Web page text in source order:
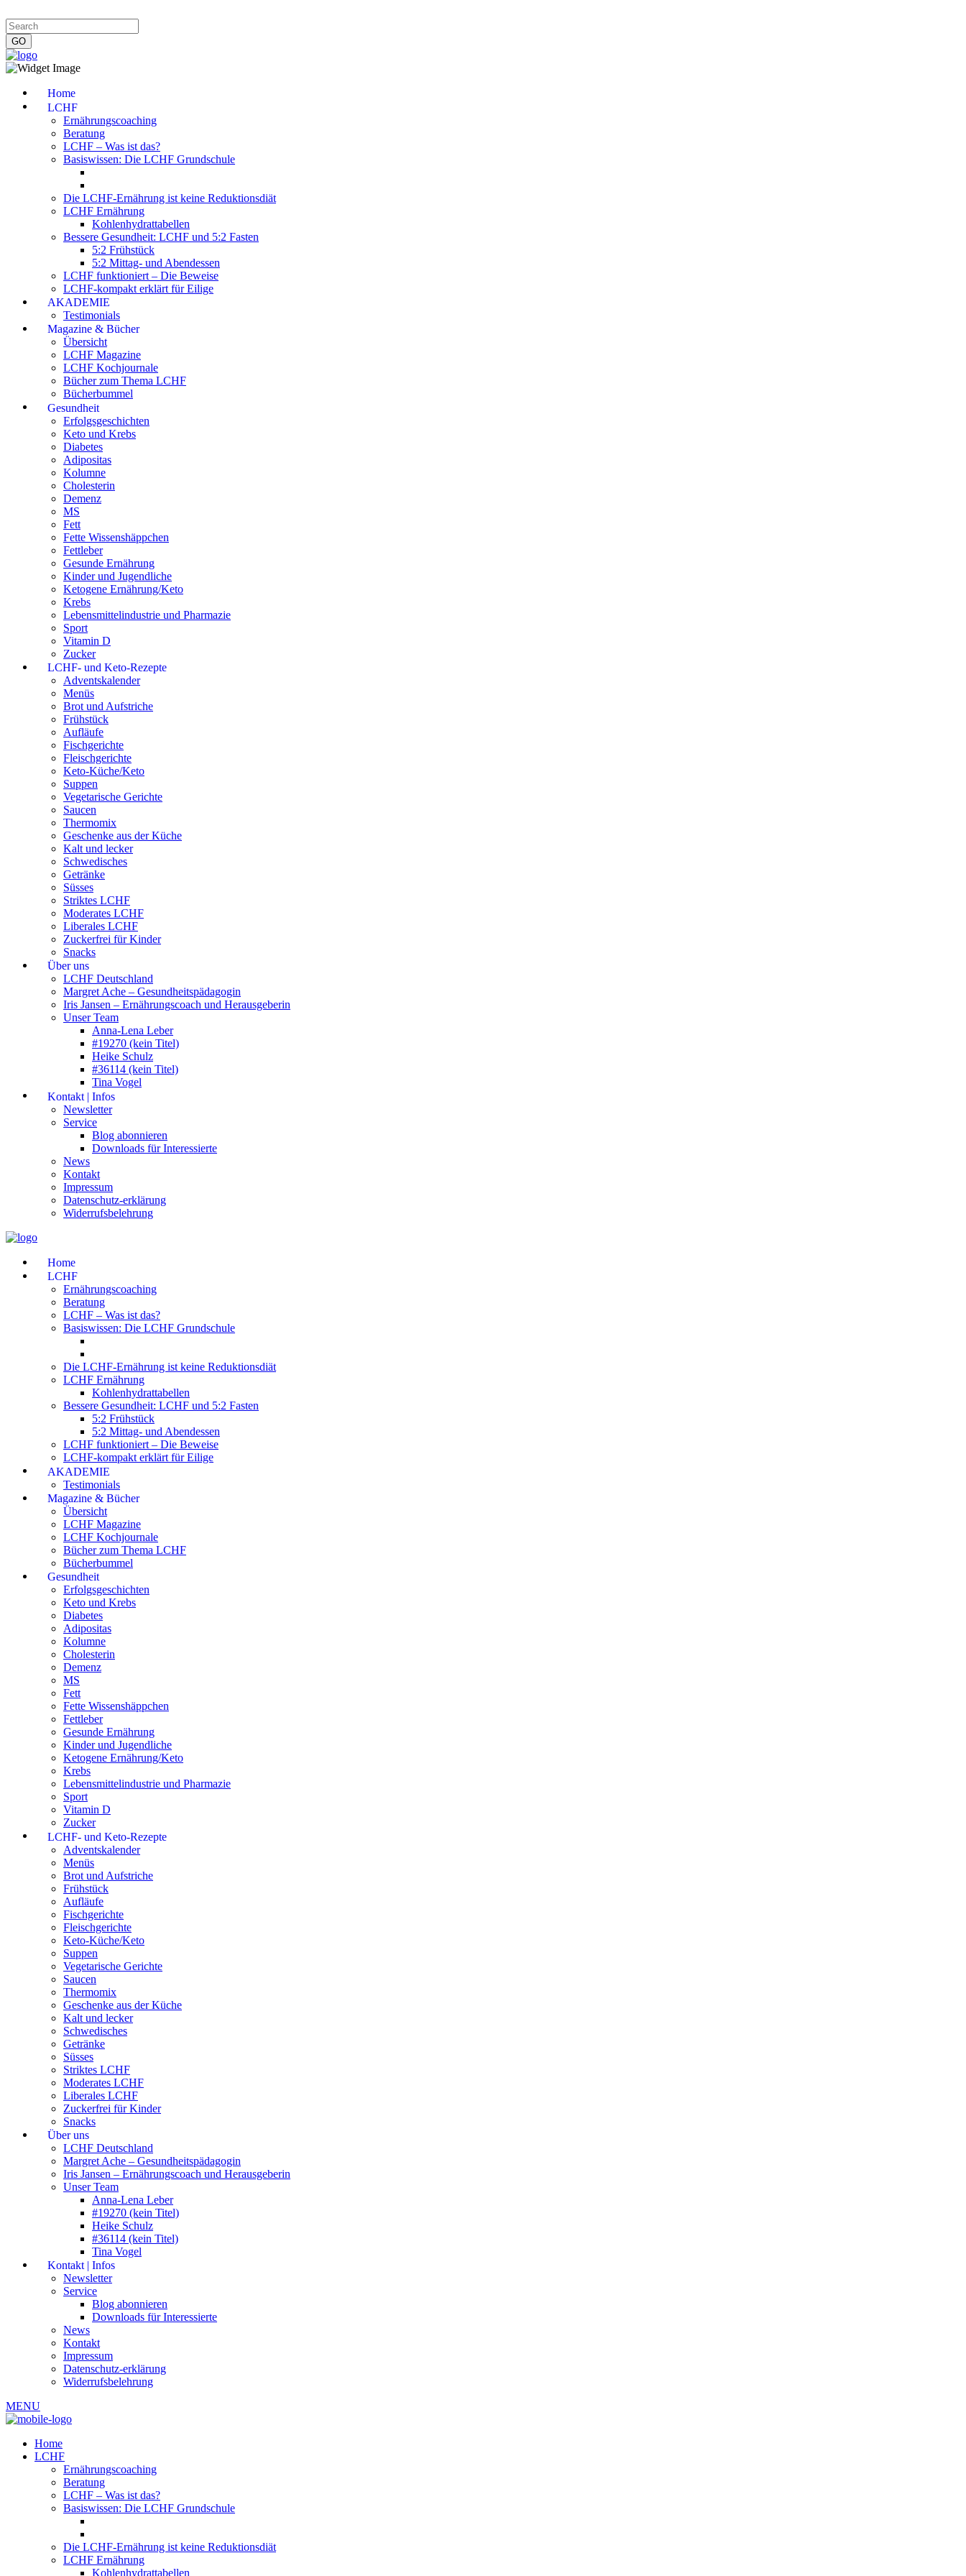
Home
LCHF
Ernährungscoaching
Beratung
LCHF – Was ist das?
Basiswissen: Die LCHF Grundschule
Die LCHF-Ernährung ist keine Reduktionsdiät
LCHF Ernährung
Kohlenhydrattabellen
Bessere Gesundheit: LCHF und 5:2 Fasten
5:2 Frühstück
5:2 Mittag- und Abendessen
LCHF funktioniert – Die Beweise
LCHF-kompakt erklärt für Eilige
AKADEMIE
Testimonials
Magazine & Bücher
Übersicht
LCHF Magazine
LCHF Kochjournale
Bücher zum Thema LCHF
Bücherbummel
Gesundheit
Erfolgsgeschichten
Keto und Krebs
Diabetes
Adipositas
Kolumne
Cholesterin
Demenz
MS
Fett
Fette Wissenshäppchen
Fettleber
Gesunde Ernährung
Kinder und Jugendliche
Ketogene Ernährung/Keto
Krebs
Lebensmittelindustrie und Pharmazie
Sport
Vitamin D
Zucker
LCHF- und Keto-Rezepte
Adventskalender
Menüs
Brot und Aufstriche
Frühstück
Aufläufe
Fischgerichte
Fleischgerichte
Keto-Küche/Keto
Suppen
Vegetarische Gerichte
Saucen
Thermomix
Geschenke aus der Küche
Kalt und lecker
Schwedisches
Getränke
Süsses
Striktes LCHF
Moderates LCHF
Liberales LCHF
Zuckerfrei für Kinder
Snacks
Über uns
LCHF Deutschland
Margret Ache – Gesundheitspädagogin
Iris Jansen – Ernährungscoach und Herausgeberin
Unser Team
Anna-Lena Leber
#19270 (kein Titel)
Heike Schulz
#36114 (kein Titel)
Tina Vogel
Kontakt | Infos
Newsletter
Service
Blog abonnieren
Downloads für Interessierte
News
Kontakt
Impressum
Datenschutz-erklärung
Widerrufsbelehrung
Home
LCHF
Ernährungscoaching
Beratung
LCHF – Was ist das?
Basiswissen: Die LCHF Grundschule
Die LCHF-Ernährung ist keine Reduktionsdiät
LCHF Ernährung
Kohlenhydrattabellen
Bessere Gesundheit: LCHF und 5:2 Fasten
5:2 Frühstück
5:2 Mittag- und Abendessen
LCHF funktioniert – Die Beweise
LCHF-kompakt erklärt für Eilige
AKADEMIE
Testimonials
Magazine & Bücher
Übersicht
LCHF Magazine
LCHF Kochjournale
Bücher zum Thema LCHF
Bücherbummel
Gesundheit
Erfolgsgeschichten
Keto und Krebs
Diabetes
Adipositas
Kolumne
Cholesterin
Demenz
MS
Fett
Fette Wissenshäppchen
Fettleber
Gesunde Ernährung
Kinder und Jugendliche
Ketogene Ernährung/Keto
Krebs
Lebensmittelindustrie und Pharmazie
Sport
Vitamin D
Zucker
LCHF- und Keto-Rezepte
Adventskalender
Menüs
Brot und Aufstriche
Frühstück
Aufläufe
Fischgerichte
Fleischgerichte
Keto-Küche/Keto
Suppen
Vegetarische Gerichte
Saucen
Thermomix
Geschenke aus der Küche
Kalt und lecker
Schwedisches
Getränke
Süsses
Striktes LCHF
Moderates LCHF
Liberales LCHF
Zuckerfrei für Kinder
Snacks
Über uns
LCHF Deutschland
Margret Ache – Gesundheitspädagogin
Iris Jansen – Ernährungscoach und Herausgeberin
Unser Team
Anna-Lena Leber
#19270 (kein Titel)
Heike Schulz
#36114 (kein Titel)
Tina Vogel
Kontakt | Infos
Newsletter
Service
Blog abonnieren
Downloads für Interessierte
News
Kontakt
Impressum
Datenschutz-erklärung
Widerrufsbelehrung
MENU
Home
LCHF
Ernährungscoaching
Beratung
LCHF – Was ist das?
Basiswissen: Die LCHF Grundschule
Die LCHF-Ernährung ist keine Reduktionsdiät
LCHF Ernährung
Kohlenhydrattabellen